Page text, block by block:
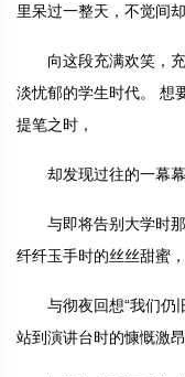
里呆过一整天，不觉间
向这段充满欢笑，充
淡忧郁的学生时代。 想
提笔之时，
却发现过往的一幕幕
与即将告别大学时那
纤纤玉手时的丝丝甜蜜，
与彻夜回想“我们仍旧
站到演讲台时的慷慨激昂